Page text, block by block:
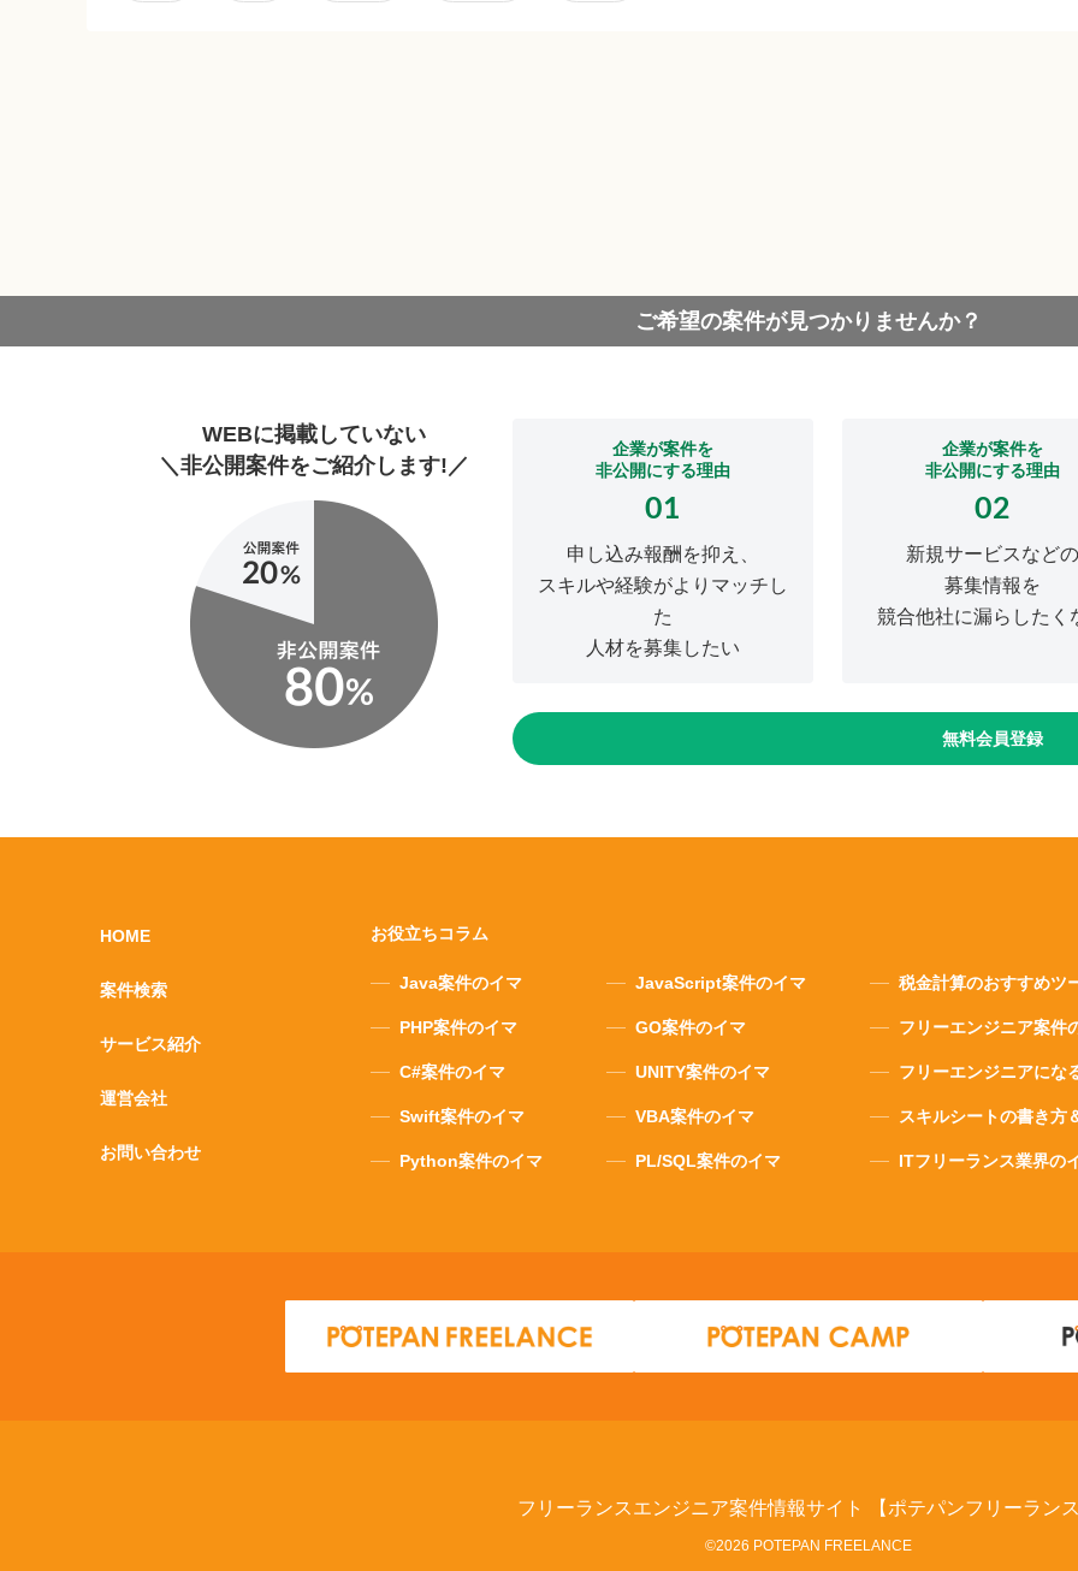
ご希望の案件が見つかりませんか？
WEBに掲載していない
＼非公開案件をご紹介します!／
企業が案件を
非公開にする理由
01
申し込み報酬を抑え、
スキルや経験がよりマッチし
た
人材を募集したい
企業が案件を
非公開にする理由
02
新規サービスなどの
募集情報を
競合他社に漏らしたく
無料会員登録
HOME
案件検索
サービス紹介
運営会社
お問い合わせ
お役立ちコラム
Java案件のイマ
PHP案件のイマ
C#案件のイマ
Swift案件のイマ
Python案件のイマ
JavaScript案件のイマ
GO案件のイマ
UNITY案件のイマ
VBA案件のイマ
PL/SQL案件のイマ
税金計算のおすすめツ
フリーエンジニア案件
フリーエンジニアにな
スキルシートの書き方
ITフリーランス業界の
フリーランスエンジニア案件情報サイト 【ポテパンフリーラン
©2026 POTEPAN FREELANCE